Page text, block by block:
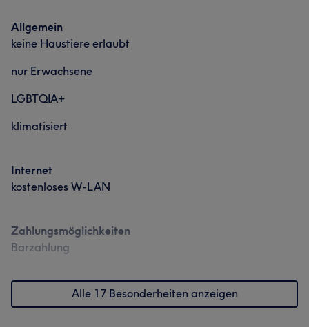
Allgemein
keine Haustiere erlaubt
nur Erwachsene
LGBTQIA+
klimatisiert
Internet
kostenloses W-LAN
Zahlungsmöglichkeiten
Barzahlung
Alle 17 Besonderheiten anzeigen